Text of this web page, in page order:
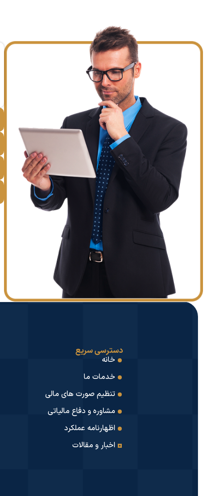
مراجعات و نظرات مشتریان قبلی
هزینه‌ها و تعرفه‌ها
قابلیت دسترسی و پاسخگویی
تخصص در صنعت خاص
دسترسی سریع
خانه
خدمات ما
تنظیم صورت های مالی
مشاوره و دفاع مالیاتی
اظهارنامه عملکرد
اخبار و مقالات